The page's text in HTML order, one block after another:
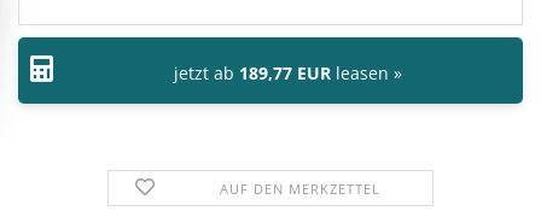
jetzt ab 189,77 EUR leasen »
AUF DEN MERKZETTEL